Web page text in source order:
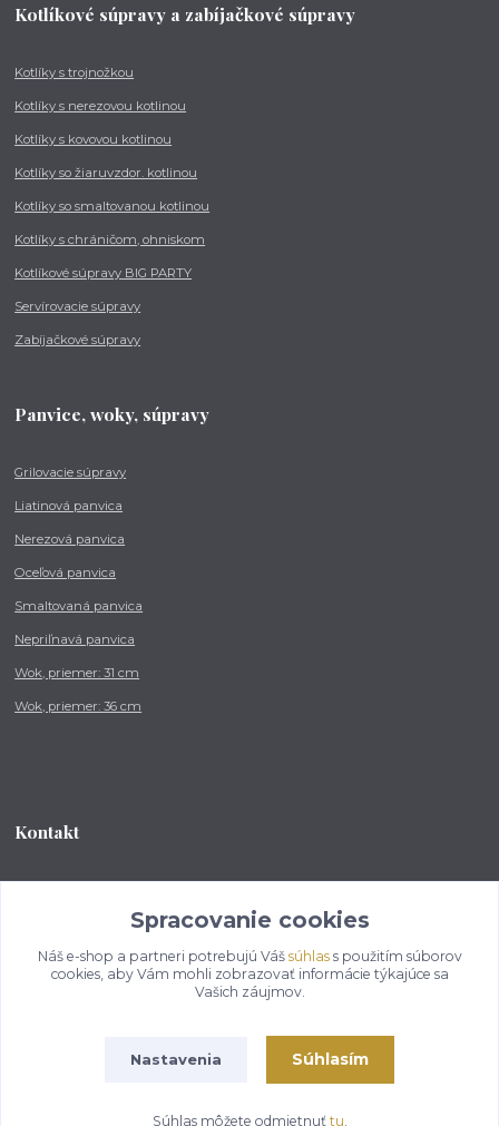
Kotlíkové súpravy a zabíjačkové súpravy
Kotlíky s trojnožkou
Kotlíky s nerezovou kotlinou
Kotlíky s kovovou kotlinou
Kotlíky so žiaruvzdor. kotlinou
Kotlíky so smaltovanou kotlinou
Kotlíky s chráničom, ohniskom
Kotlíkové súpravy BIG PARTY
Servírovacie súpravy
Zabíjačkové súpravy
Panvice, woky, súpravy
Grilovacie súpravy
Liatinová panvica
Nerezová panvica
Oceľová panvica
Smaltovaná panvica
Nepriľnavá panvica
Wok, priemer: 31 cm
Wok, priemer: 36 cm
Kontakt
od 8:00 - do 16:00 hod
info@kotlikovesupravy.sk
Spracovanie cookies
Náš e-shop a partneri potrebujú Váš súhlass použitím súborov
cookies, aby Vám mohli zobrazovať informácie týkajúce sa
Vašich záujmov.
Nastavenia Súhlasím
Súhlas môžete odmietnuť tu